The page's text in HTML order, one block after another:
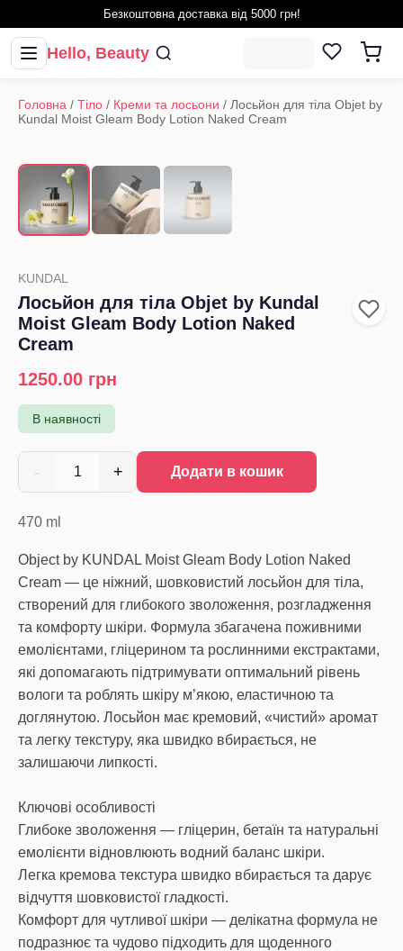
Безкоштовна доставка від 5000 грн!
Hello, Beauty
Головна / Тіло / Креми та лосьони / Лосьйон для тіла Objet by
Kundal Moist Gleam Body Lotion Naked Cream
KUNDAL
Лосьйон для тіла Objet by Kundal
Moist Gleam Body Lotion Naked
Cream
1250.00 грн
В наявності
- 1 + Додати в кошик
470 ml
Object by KUNDAL Moist Gleam Body Lotion Naked
Cream — це ніжний, шовковистий лосьйон для тіла,
створений для глибокого зволоження, розгладження
та комфорту шкіри. Формула збагачена поживними
емолієнтами, гліцерином та рослинними екстрактами,
які допомагають підтримувати оптимальний рівень
вологи та роблять шкіру м’якою, еластичною та
доглянутою. Лосьйон має кремовий, «чистий» аромат
та легку текстуру, яка швидко вбирається, не
залишаючи липкості.
Ключові особливості
Глибоке зволоження — гліцерин, бетаїн та натуральні
емолієнти відновлюють водний баланс шкіри.
Легка кремова текстура швидко вбирається та дарує
відчуття шовковистої гладкості.
Комфорт для чутливої шкіри — делікатна формула не
подразнює та чудово підходить для щоденного